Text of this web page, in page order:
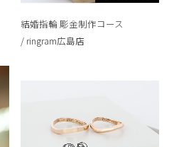
結婚指輪 彫金制作コース
ringram広島店